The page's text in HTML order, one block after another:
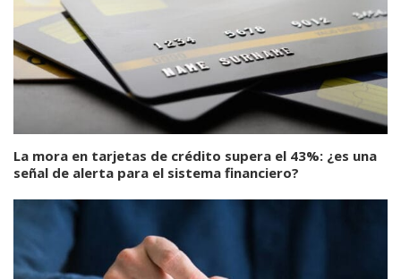
La mora en tarjetas de crédito supera el 43%: ¿es una
señal de alerta para el sistema financiero?